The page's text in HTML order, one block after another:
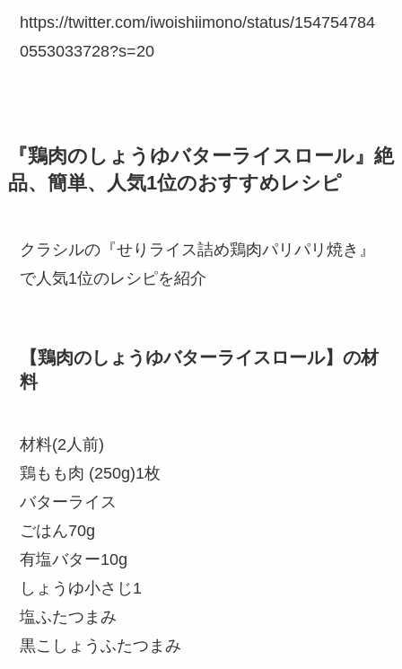
https://twitter.com/iwoishiimono/status/154754784
0553033728?s=20
『鶏肉のしょうゆバターライスロール』絶
品、簡単、人気1位のおすすめレシピ
クラシルの『せりライス詰め鶏肉パリパリ焼き』
で人気1位のレシピを紹介
【鶏肉のしょうゆバターライスロール】の材
料
材料(2人前)
鶏もも肉 (250g)1枚
バターライス
ごはん70g
有塩バター10g
しょうゆ小さじ1
塩ふたつまみ
黒こしょうふたつまみ